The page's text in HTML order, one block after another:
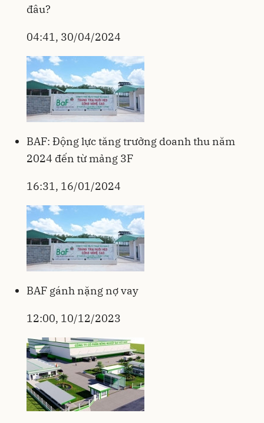
đâu?
04:41, 30/04/2024
BAF: Động lực tăng trưởng doanh thu năm
2024 đến từ mảng 3F
16:31, 16/01/2024
BAF gánh nặng nợ vay
12:00, 10/12/2023